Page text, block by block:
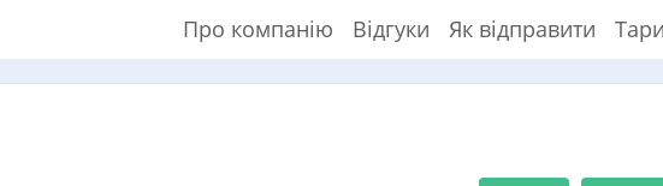
Про компанію Відгуки Як відправити